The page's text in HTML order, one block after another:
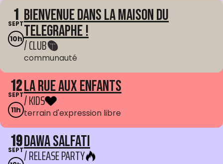
1
SEPT
10h
Bienvenue dans La Maison du
Telegraphe !
/ CLUB
communauté
12
SEPT
11h
La Rue aux enfants
/ KIDS
terrain d'expression libre
19
SEPTDawa Salfati
/ RELEASE PARTY